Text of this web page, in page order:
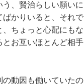
、賢治らしい願いに
かりいると、それで
ちょっと心配にもな
とお互いほとんど相手
動因も働いていたの